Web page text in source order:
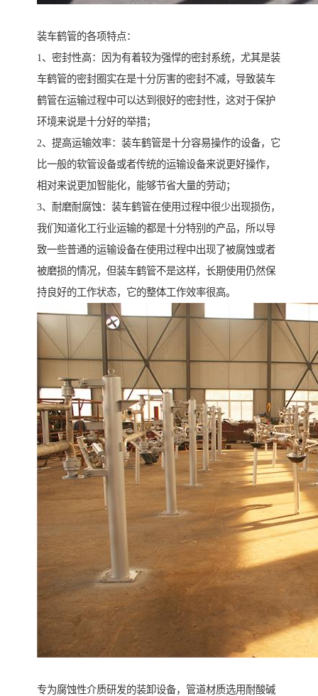
装车鹤管的各项特点：
1、密封性高：因为有着较为强悍的密封系统，尤其是装
车鹤管的密封圈实在是十分厉害的密封不减，导致装车
鹤管在运输过程中可以达到很好的密封性，这对于保护
环境来说是十分好的举措；
2、提高运输效率：装车鹤管是十分容易操作的设备，它
比一般的软管设备或者传统的运输设备来说更好操作，
相对来说更加智能化，能够节省大量的劳动；
3、耐磨耐腐蚀：装车鹤管在使用过程中很少出现损伤，
我们知道化工行业运输的都是十分特别的产品，所以导
致一些普通的运输设备在使用过程中出现了被腐蚀或者
被磨损的情况，但装车鹤管不是这样，长期使用仍然保
持良好的工作状态，它的整体工作效率很高。
专为腐蚀性介质研发的装卸设备，管道材质选用耐酸碱